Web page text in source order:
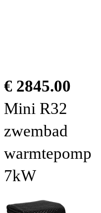
€ 2845.00
Mini R32
zwembad
warmtepomp
7kW